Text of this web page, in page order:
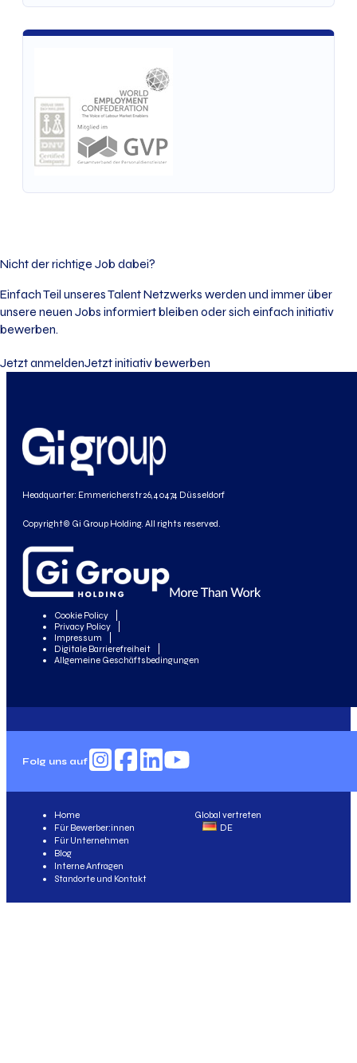
Nicht der richtige Job dabei?
Einfach Teil unseres Talent Netzwerks werden und immer über
unsere neuen Jobs informiert bleiben oder sich einfach initiativ
bewerben.
Jetzt anmeldenJetzt initiativ bewerben
Headquarter: Emmericherstr 26, 40474 Düsseldorf
Copyright© Gi Group Holding. All rights reserved.
Cookie Policy
Privacy Policy
Impressum
Digitale Barrierefreiheit
Allgemeine Geschäftsbedingungen
Folg uns auf
Global vertreten
DE
Home
Für Bewerber:innen
Für Unternehmen
Blog
Interne Anfragen
Standorte und Kontakt